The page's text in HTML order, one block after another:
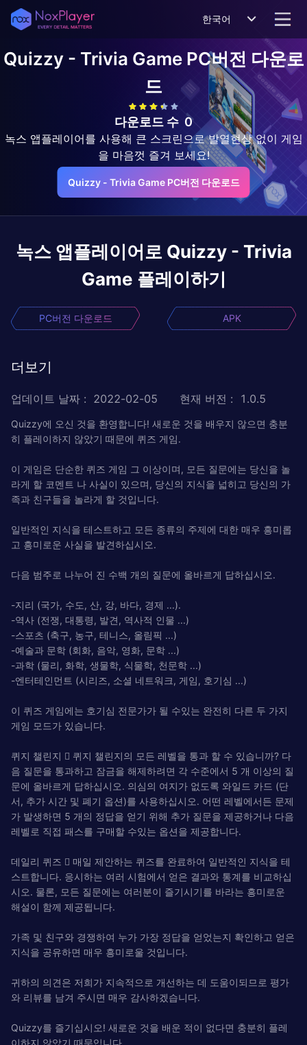
한국어
Quizzy - Trivia GamePC버전 다운로
드
다운로드 수 0
녹스 앱플레이어를 사용해 큰 스크린으로 발열현상 없이 게임
을 마음껏 즐겨 보세요!
Quizzy - Trivia Game PC버전 다운로드
녹스 앱플레이어로 Quizzy - Trivia
Game 플레이하기
PC버전 다운로드 APK
더보기
업데이트 날짜 : 2022-02-05 현재 버전 : 1.0.5
Quizzy에 오신 것을 환영합니다! 새로운 것을 배우지 않으면 충분
히 플레이하지 않았기 때문에 퀴즈 게임.
이 게임은 단순한 퀴즈 게임 그 이상이며, 모든 질문에는 당신을 놀
라게 할 코멘트 나 사실이 있으며, 당신의 지식을 넓히고 당신의 가
족과 친구들을 놀라게 할 것입니다.
일반적인 지식을 테스트하고 모든 종류의 주제에 대한 매우 흥미롭
고 흥미로운 사실을 발견하십시오.
다음 범주로 나누어 진 수백 개의 질문에 올바르게 답하십시오.
-지리 (국가, 수도, 산, 강, 바다, 경제 ...).
-역사 (전쟁, 대통령, 발견, 역사적 인물 ...)
-스포츠 (축구, 농구, 테니스, 올림픽 ...)
-예술과 문학 (회화, ​​음악, 영화, 문학 ...)
-과학 (물리, 화학, 생물학, 식물학, 천문학 ...)
-엔터테인먼트 (시리즈, 소셜 네트워크, 게임, 호기심 ...)
이 퀴즈 게임에는 호기심 전문가가 될 수있는 완전히 다른 두 가지
게임 모드가 있습니다.
퀴지 챌린지  퀴지 챌린지의 모든 레벨을 통과 할 수 있습니까? 다
음 질문을 통과하고 잠금을 해제하려면 각 수준에서 5 개 이상의 질
문에 올바르게 답하십시오. 의심의 여지가 없도록 와일드 카드 (단
서, 추가 시간 및 폐기 옵션)를 사용하십시오. 어떤 레벨에서든 문제
가 발생하면 5 개의 정답을 얻기 위해 추가 질문을 제공하거나 다음
레벨로 직접 패스를 구매할 수있는 옵션을 제공합니다.
데일리 퀴즈  매일 제안하는 퀴즈를 완료하여 일반적인 지식을 테
스트합니다. 응시하는 여러 시험에서 얻은 결과와 통계를 비교하십
시오. 물론, 모든 질문에는 여러분이 즐기시기를 바라는 흥미로운
해설이 함께 제공됩니다.
가족 및 친구와 경쟁하여 누가 가장 정답을 얻었는지 확인하고 얻은
지식을 공유하면 매우 흥미로울 것입니다.
귀하의 의견은 저희가 지속적으로 개선하는 데 도움이되므로 평가
와 리뷰를 남겨 주시면 매우 감사하겠습니다.
Quizzy를 즐기십시오! 새로운 것을 배운 적이 없다면 충분히 플레
이하지 않았기 때문입니다.